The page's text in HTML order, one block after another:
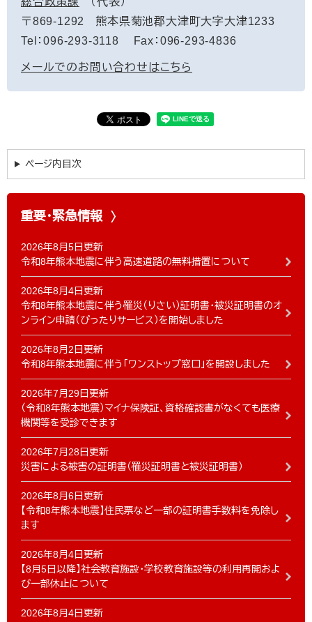
〒869-1292
熊本県菊池郡大津町大字大津1233
Tel：096-293-3118
Fax：096-293-4836
メールでのお問い合わせはこちら
ページ内目次
重要・緊急情報
2026年8月5日更新
令和8年熊本地震に伴う高速道路の無料措置について
2026年8月4日更新
令和8年熊本地震に伴う罹災（りさい）証明書・被災証明書のオ
ンライン申請（ぴったりサービス）を開始しました
2026年8月2日更新
令和8年熊本地震に伴う「ワンストップ窓口」を開設しました
2026年7月29日更新
（令和8年熊本地震）マイナ保険証、資格確認書がなくても医療
機関等を受診できます
2026年7月28日更新
災害による被害の証明書（罹災証明書と被災証明書）
2026年8月6日更新
【令和8年熊本地震】住民票など一部の証明書手数料を免除し
ます
2026年8月4日更新
【8月5日以降】社会教育施設・学校教育施設等の利用再開およ
び一部休止について
2026年8月4日更新